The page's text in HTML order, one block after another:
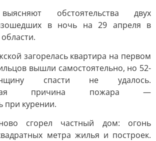
обстоятельства двух
в ночь на 29 апреля в
загорелась квартира на первом
вышли самостоятельно, но 52-
спасти не удалось.
причина пожара —
при курении.
сгорел частный дом: огонь
метра жилья и построек.